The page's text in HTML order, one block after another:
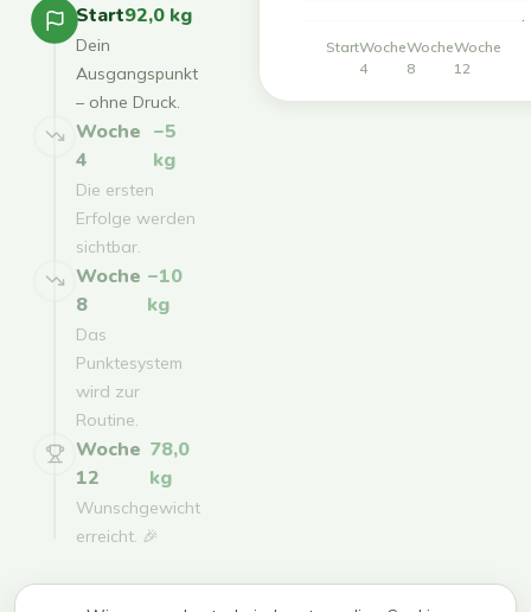
Start92,0 kg
Dein
Ausgangspunkt
– ohne Druck.
Woche
4
−5
kg
Die ersten
Erfolge werden
sichtbar.
Woche
8
−10
kg
Das
Punktesystem
wird zur
Routine.
Woche
12
78,0
kg
Wunschgewicht
erreicht. 🎉
StartWoche
4
Woche
8
Woche
12